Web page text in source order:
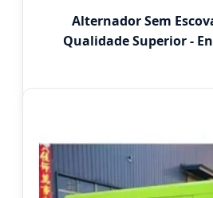
Alternador Sem
Qualidade Superior -